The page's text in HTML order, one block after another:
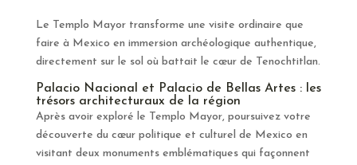
Le Templo Mayor transforme une visite ordinaire que
faire à Mexico en immersion archéologique authentique,
directement sur le sol où battait le cœur de Tenochtitlan.
Palacio Nacional et Palacio de Bellas Artes : les
trésors architecturaux de la région
Après avoir exploré le Templo Mayor, poursuivez votre
découverte du cœur politique et culturel de Mexico en
visitant deux monuments emblématiques qui façonnent